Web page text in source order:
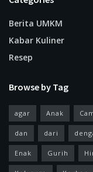
Berita UMKM
Kabar Kuliner
Resep
Browse by Tag
agar Anak
dan dari
Enak Gurih